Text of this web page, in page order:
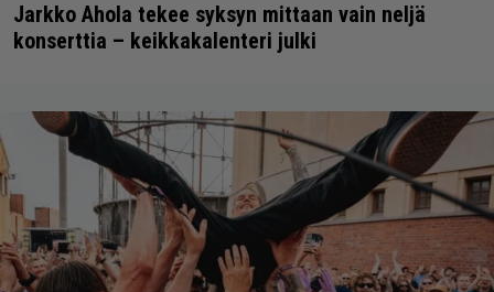
Jarkko Ahola tekee syksyn mittaan vain neljä
konserttia – keikkakalenteri julki